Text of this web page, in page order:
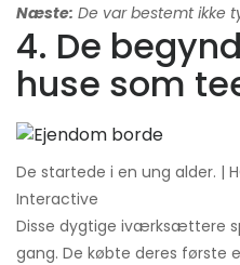
Næste: De var bestemt ikke
4. De
huse som
De startede i en ung alder. |
Interactive
Disse dygtige iværksættere
gang. De købte deres første